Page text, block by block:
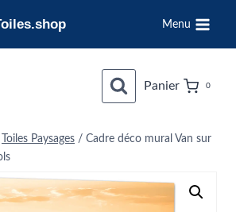
Menu
Panier 0
Toiles Paysages / Cadre déco mural Van sur